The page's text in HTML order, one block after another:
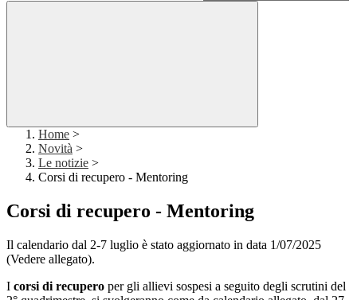
Home >
Novità >
Le notizie >
Corsi di recupero - Mentoring
Corsi di recupero - Mentoring
Il calendario dal 2-7 luglio è stato aggiornato in data 1/07/2025
(Vedere allegato).
I corsi di recupero per gli allievi sospesi a seguito degli scrutini del